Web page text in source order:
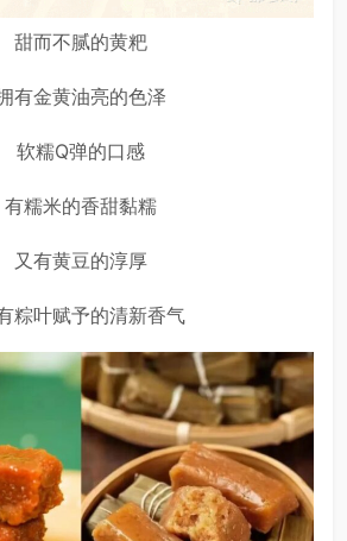
甜而不腻的黄粑
有金黄油亮的色泽
软糯Q弹的口感
有糯米的香甜黏糯
又有黄豆的淳厚
粽叶赋予的清新香气